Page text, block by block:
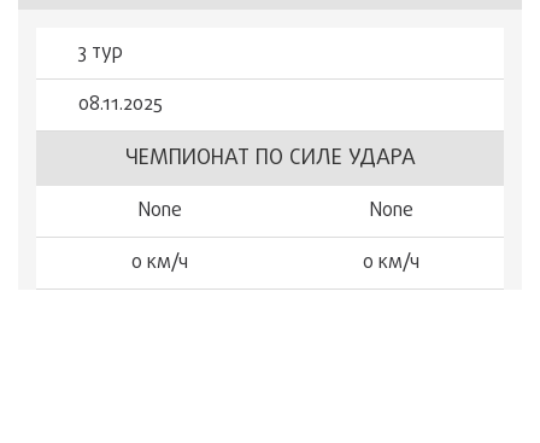
3 тур
08.11.2025
ЧЕМПИОНАТ ПО СИЛЕ УДАРА
None
None
0 км/ч
0 км/ч